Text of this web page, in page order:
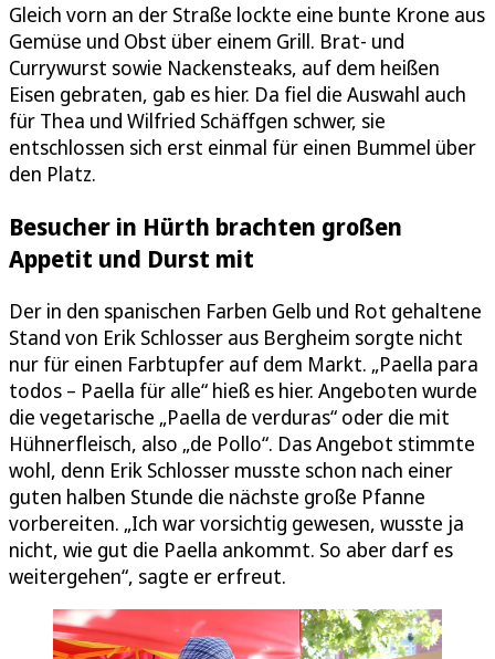
Gleich vorn an der Straße lockte eine bunte Krone aus
Gemüse und Obst über einem Grill. Brat- und
Currywurst sowie Nackensteaks, auf dem heißen
Eisen gebraten, gab es hier. Da fiel die Auswahl auch
für Thea und Wilfried Schäffgen schwer, sie
entschlossen sich erst einmal für einen Bummel über
den Platz.
Besucher in Hürth brachten großen
Appetit und Durst mit
Der in den spanischen Farben Gelb und Rot gehaltene
Stand von Erik Schlosser aus Bergheim sorgte nicht
nur für einen Farbtupfer auf dem Markt. „Paella para
todos – Paella für alle“ hieß es hier. Angeboten wurde
die vegetarische „Paella de verduras“ oder die mit
Hühnerfleisch, also „de Pollo“. Das Angebot stimmte
wohl, denn Erik Schlosser musste schon nach einer
guten halben Stunde die nächste große Pfanne
vorbereiten. „Ich war vorsichtig gewesen, wusste ja
nicht, wie gut die Paella ankommt. So aber darf es
weitergehen“, sagte er erfreut.